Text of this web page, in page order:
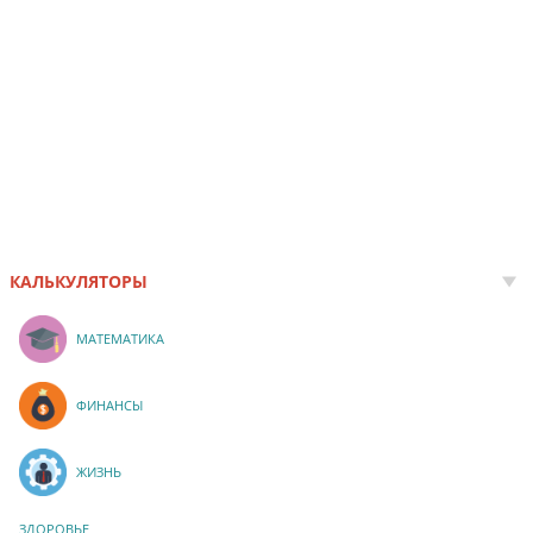
КАЛЬКУЛЯТОРЫ
МАТЕМАТИКА
ФИНАНСЫ
ЖИЗНЬ
ЗДОРОВЬЕ